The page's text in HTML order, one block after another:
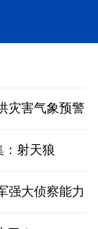
灾害气象预警
：射天狼
强大侦察能力